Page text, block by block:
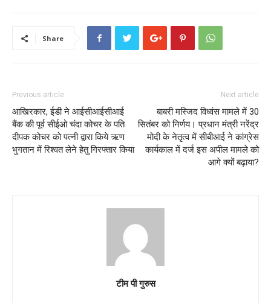
Share
Previous article
आखिरकार, ईडी ने आईसीआईसीआई
बैंक की पूर्व सीईओ चंदा कोचर के पति
दीपक कोचर को पत्नी द्वारा किये ऋण
भुगतान में रिश्वत लेने हेतु गिरफ्तार किया
Next article
बाबरी मस्जिद विध्वंस मामले में 30
सितंबर को निर्णय। प्रधान मंत्री नरेंद्र
मोदी के नेतृत्व में सीबीआई ने कांग्रेस
कार्यकाल में दर्ज इस अपील मामले को
आगे क्यों बढ़ाया?
टीम पी गुरुस